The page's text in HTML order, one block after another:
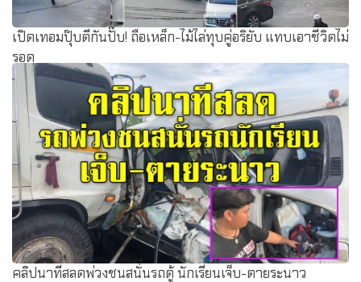
เปิดเทอมปุ๊บตีกันปั๊บ! ถือเหล็ก-ไม้ไล่ทุบคู่อริยับ แทบเอาชีวิตไม่
รอด
คลิปนาทีสลดพ่วงชนสนั่นรถตู้ นักเรียนเจ็บ-ตายระนาว